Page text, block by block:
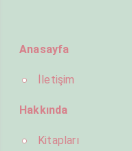
Anasayfa
İletişim
Hakkında
Kitapları